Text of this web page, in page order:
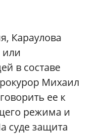
Караулова
или
в составе
Михаил
ее к
режима и
суде защита